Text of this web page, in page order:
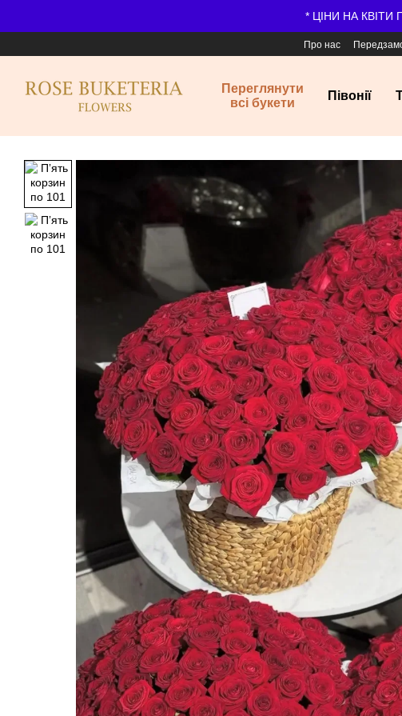
* ЦІНИ НА
Про нас
Переглянути
всі букети
Півонії